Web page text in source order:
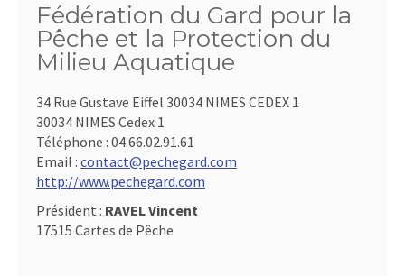
Fédération du Gard pour la
Pêche et la Protection du
Milieu Aquatique
34 Rue Gustave Eiffel 30034 NIMES CEDEX 1
30034 NIMES Cedex 1
Téléphone : 04.66.02.91.61
Email : contact@pechegard.com
http://www.pechegard.com
Président : RAVEL Vincent
17515 Cartes de Pêche